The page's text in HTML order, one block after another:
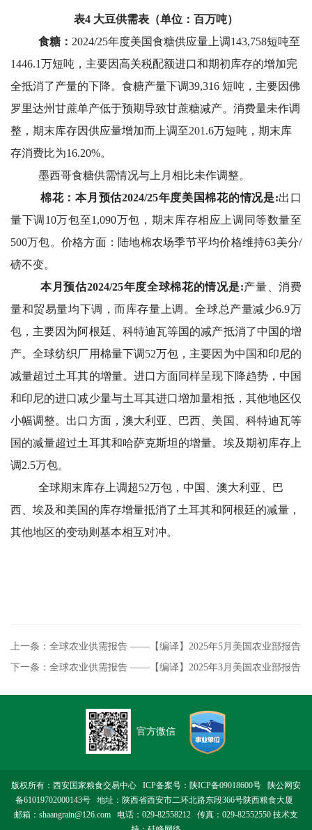
表4 大豆供需表（单位：百万吨）
食糖： 2024/25年度美国食糖供应量上调143,758短吨至
1446.1万短吨，主要因高关税配额进口和期初库存的增加完
全抵消了产量的下降。食糖产量下调39,316 短吨，主要因佛
罗里达州甘蔗单产低于预期导致甘蔗糖减产。消费量未作调
整，期末库存因供应量增加而上调至201.6万短吨，期末库
存消费比为16.20%。
墨西哥食糖供需情况与上月相比未作调整。
棉花：本月预估2024/25年度美国棉花的情况是:出口
量下调10万包至1,090万包，期末库存相应上调同等数量至
500万包。价格方面：陆地棉农场季节平均价格维持63美分/
磅不变。
本月预估2024/25年度全球棉花的情况是:产量、消费
量和贸易量均下调，而库存量上调。全球总产量减少6.9万
包，主要因为阿根廷、科特迪瓦等国的减产抵消了中国的增
产。全球纺织厂用棉量下调52万包，主要因为中国和印尼的
减量超过土耳其的增量。进口方面同样呈现下降趋势，中国
和印尼的进口减少量与土耳其进口增加量相抵，其他地区仅
小幅调整。出口方面，澳大利亚、巴西、美国、科特迪瓦等
国的减量超过土耳其和哈萨克斯坦的增量。埃及期初库存上
调2.5万包。
全球期末库存上调超52万包，中国、澳大利亚、巴
西、埃及和美国的库存增量抵消了土耳其和阿根廷的减量，
其他地区的变动则基本相互对冲。
上一条：​全球农业供需报告 ——【编译】2025年5月美国农业部报告
下一条：​全球农业供需报告 ——【编译】2025年3月美国农业部报告
官方微信
版权所有：西安国家粮食交易中心 ICP备案号： 陕ICP备09018600号
陕公网安
备61019702000143号地址：陕西省西安市二环北路东段366号陕西粮食大厦
邮箱：shaangrain@126.com 电话：029-82558212 传真：029-82552550 技术支